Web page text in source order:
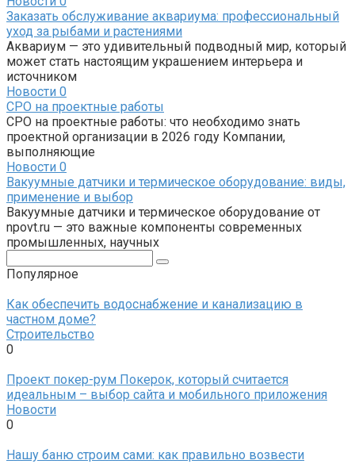
Заказать обслуживание аквариума: профессиональный
уход за рыбами и растениями
Аквариум — это удивительный подводный мир, который
может стать настоящим украшением интерьера и
источником
Новости 0
СРО на проектные работы
СРО на проектные работы: что необходимо знать
проектной организации в 2026 году Компании,
выполняющие
Новости 0
Вакуумные датчики и термическое оборудование: виды,
применение и выбор
Вакуумные датчики и термическое оборудование от
npovt.ru — это важные компоненты современных
промышленных, научных
Популярное
Как обеспечить водоснабжение и канализацию в
частном доме?
Строительство
0
Проект покер-рум Покерок, который считается
идеальным – выбор сайта и мобильного приложения
Новости
0
Нашу баню строим сами: как правильно возвести